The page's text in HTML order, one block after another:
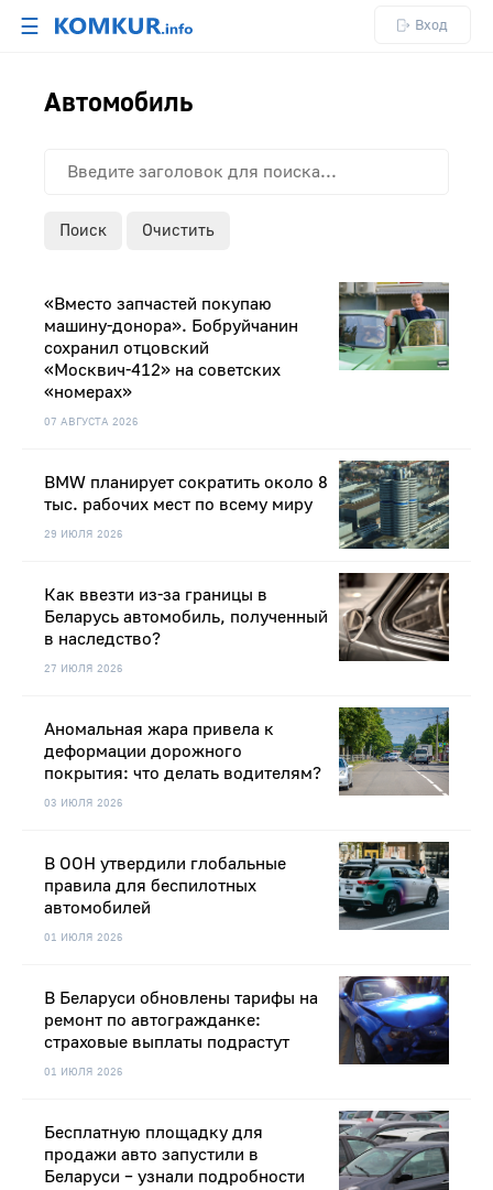
☰ Вход
Автомобиль
Поиск Очистить
07 АВГУСТА 2026
«Вместо запчастей покупаю
машину-донора». Бобруйчанин
сохранил отцовский
«Москвич-412» на советских
«номерах»
29 ИЮЛЯ 2026
BMW планирует сократить около 8
тыс. рабочих мест по всему миру
27 ИЮЛЯ 2026
Как ввезти из-за границы в
Беларусь автомобиль, полученный
в наследство?
03 ИЮЛЯ 2026
Аномальная жара привела к
деформации дорожного
покрытия: что делать водителям?
01 ИЮЛЯ 2026
В ООН утвердили глобальные
правила для беспилотных
автомобилей
01 ИЮЛЯ 2026
В Беларуси обновлены тарифы на
ремонт по автогражданке:
страховые выплаты подрастут
Бесплатную площадку для
продажи авто запустили в
Беларуси – узнали подробности